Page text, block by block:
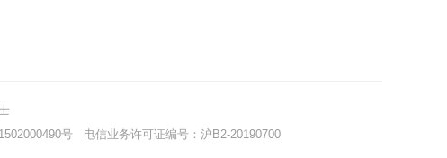
号 电信业务许可证编号：沪B2-20190700